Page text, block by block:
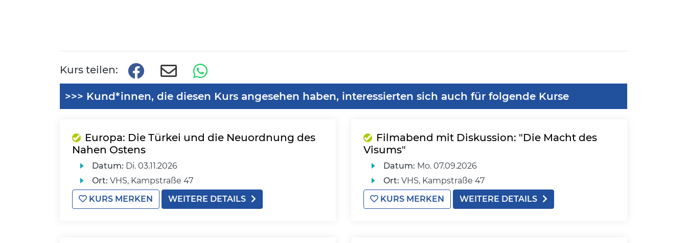
Kurs teilen:
>>> Kund*innen, die diesen Kurs angesehen haben, interessierten sich auch für folgende Kurse
Europa: Die Türkei und die Neuordnung des
Nahen Ostens
Datum: Di. 03.11.2026
Ort: VHS, Kampstraße 47
KURS MERKEN
WEITERE DETAILS
Filmabend mit Diskussion: "Die Macht des
Visums"
Datum: Mo. 07.09.2026
Ort: VHS, Kampstraße 47
KURS MERKEN
WEITERE DETAILS